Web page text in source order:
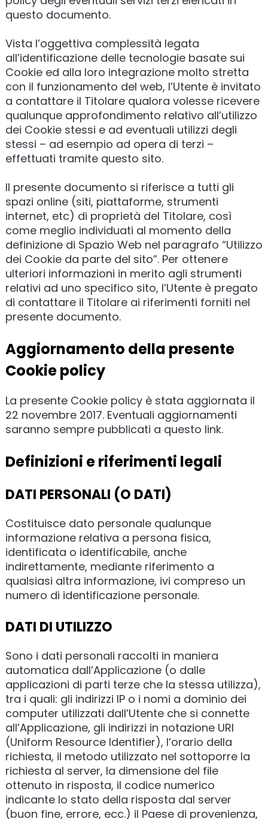
questo documento.
Vista l’oggettiva complessità legata
all’identificazione delle tecnologie basate sui
Cookie ed alla loro integrazione molto stretta
con il funzionamento del web, l’Utente è invitato
a contattare il Titolare qualora volesse ricevere
qualunque approfondimento relativo all’utilizzo
dei Cookie stessi e ad eventuali utilizzi degli
stessi – ad esempio ad opera di terzi –
effettuati tramite questo sito.
Il presente documento si riferisce a tutti gli
spazi online (siti, piattaforme, strumenti
internet, etc) di proprietà del Titolare, così
come meglio individuati al momento della
definizione di Spazio Web nel paragrafo “Utilizzo
dei Cookie da parte del sito”. Per ottenere
ulteriori informazioni in merito agli strumenti
relativi ad uno specifico sito, l’Utente è pregato
di contattare il Titolare ai riferimenti forniti nel
presente documento.
Aggiornamento della presente
Cookie policy
La presente Cookie policy è stata aggiornata il
22 novembre 2017. Eventuali aggiornamenti
saranno sempre pubblicati a questo link.
Definizioni e riferimenti legali
DATI PERSONALI (O DATI)
Costituisce dato personale qualunque
informazione relativa a persona fisica,
identificata o identificabile, anche
indirettamente, mediante riferimento a
qualsiasi altra informazione, ivi compreso un
numero di identificazione personale.
DATI DI UTILIZZO
Sono i dati personali raccolti in maniera
automatica dall’Applicazione (o dalle
applicazioni di parti terze che la stessa utilizza),
tra i quali: gli indirizzi IP o i nomi a dominio dei
computer utilizzati dall’Utente che si connette
all’Applicazione, gli indirizzi in notazione URI
(Uniform Resource Identifier), l’orario della
richiesta, il metodo utilizzato nel sottoporre la
richiesta al server, la dimensione del file
ottenuto in risposta, il codice numerico
indicante lo stato della risposta dal server
(buon fine, errore, ecc.) il Paese di provenienza,